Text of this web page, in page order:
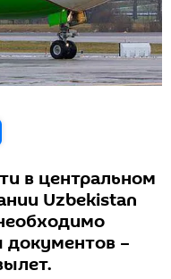
в центральном
Uzbekistan
документов –